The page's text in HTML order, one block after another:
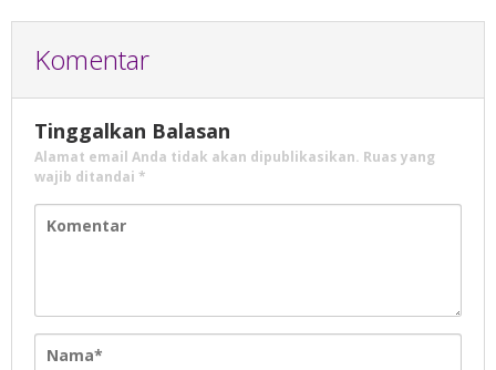
Komentar
Tinggalkan Balasan
Alamat email Anda tidak akan dipublikasikan. Ruas yang
wajib ditandai *